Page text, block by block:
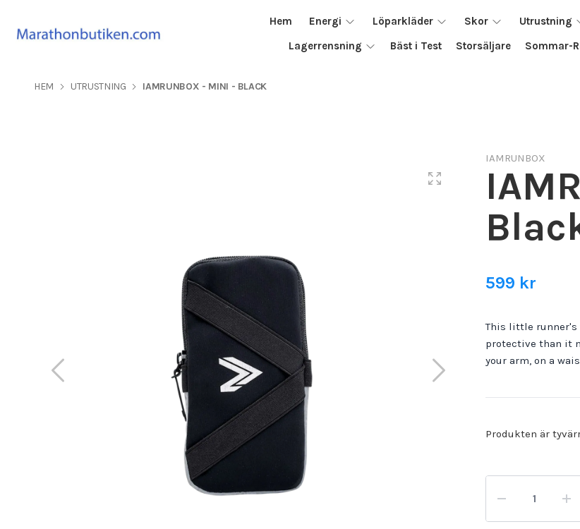
Hem Energi Löparkläder Skor Utrustning
Lagerrensning
Bäst i Test Storsäljare Sommar-
HEM UTRUSTNING IAMRUNBOX - MINI - BLACK
IAMRUNBOX
599 kr
This little runner's
protective than it
your arm, on a
Produkten är